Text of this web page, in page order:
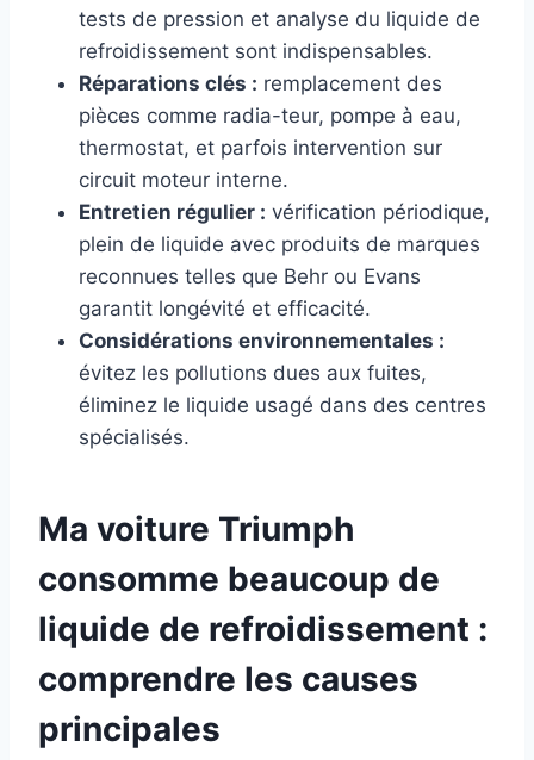
tests de pression et analyse du liquide de
refroidissement sont indispensables.
Réparations clés : remplacement des
pièces comme radia-teur, pompe à eau,
thermostat, et parfois intervention sur
circuit moteur interne.
Entretien régulier : vérification périodique,
plein de liquide avec produits de marques
reconnues telles que Behr ou Evans
garantit longévité et efficacité.
Considérations environnementales :
évitez les pollutions dues aux fuites,
éliminez le liquide usagé dans des centres
spécialisés.
Ma voiture Triumph
consomme beaucoup de
liquide de refroidissement :
comprendre les causes
principales